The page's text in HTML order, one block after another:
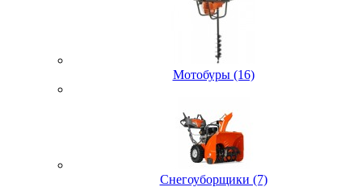
Мотобуры (16)
Снегоуборщики (7)